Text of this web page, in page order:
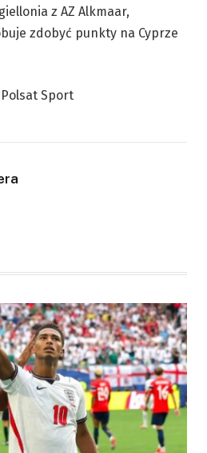
z AZ Alkmaar,
zdobyć punkty na Cyprze
Sport